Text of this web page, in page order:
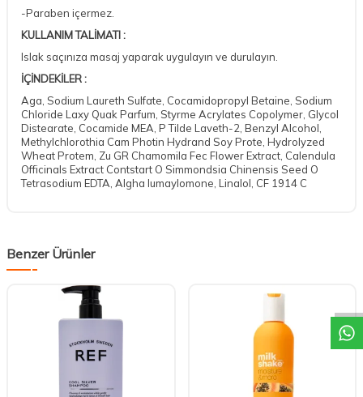
-Paraben içermez.
KULLANIM TALİMATI :
Islak saçınıza masaj yaparak uygulayın ve durulayın.
İÇİNDEKİLER :
Aga, Sodium Laureth Sulfate, Cocamidopropyl Betaine, Sodium
Chloride Laxy Quak Parfum, Styrme Acrylates Copolymer, Glycol
Distearate, Cocamide MEA, P Tilde Laveth-2, Benzyl Alcohol,
Methylchlorothia Cam Photin Hydrand Soy Prote, Hydrolyzed
Wheat Protem, Zu GR Chamomila Fec Flower Extract, Calendula
Officinals Extract Contstart O Simmondsia Chinensis Seed O
Tetrasodium EDTA, Algha lumaylomone, Linalol, CF 1914 C
Benzer Ürünler